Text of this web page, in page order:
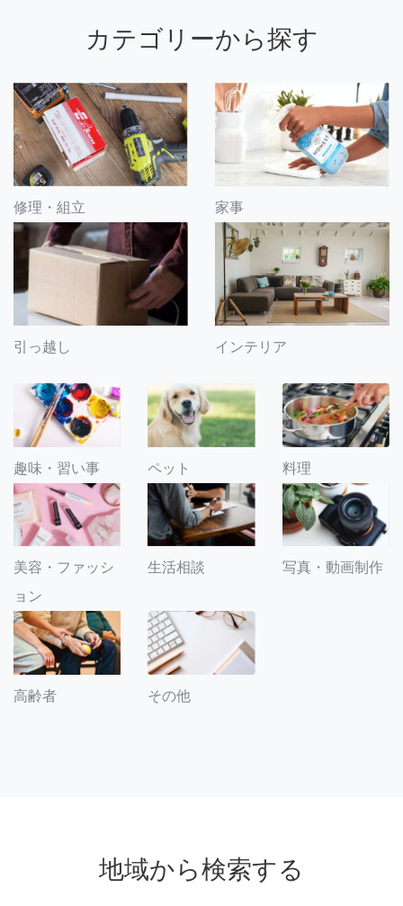
カテゴリーから探す
修理・組立 家事
引っ越し インテリア
趣味・習い事 ペット 料理
美容・ファッシ
ョン
生活相談 写真・動画制作
高齢者 その他
地域から検索する